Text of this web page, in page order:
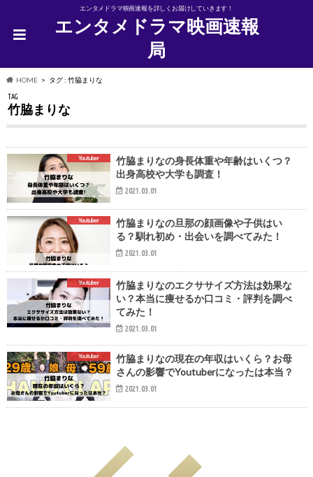
エンタメドラマ映画速報を詳しくお届けしていきます！
エンタメドラマ映画速報
局
HOME タグ : 竹脇まりな
TAG
竹脇まりな
Youtuber
竹脇まりなの身長体重や年齢はいくつ？
出身高校や大学も調査！
2021.03.01
Youtuber
竹脇まりなの旦那の顔画像や子供はい
る？馴れ初め・出会いを調べてみた！
2021.03.01
Youtuber
竹脇まりなのエクササイズ方法は効果な
い？本当に痩せるか口コミ・評判を調べ
てみた！
2021.03.01
Youtuber
竹脇まりなの現在の年収はいくら？お母
さんの影響でYoutuberになったは本当？
2021.03.01